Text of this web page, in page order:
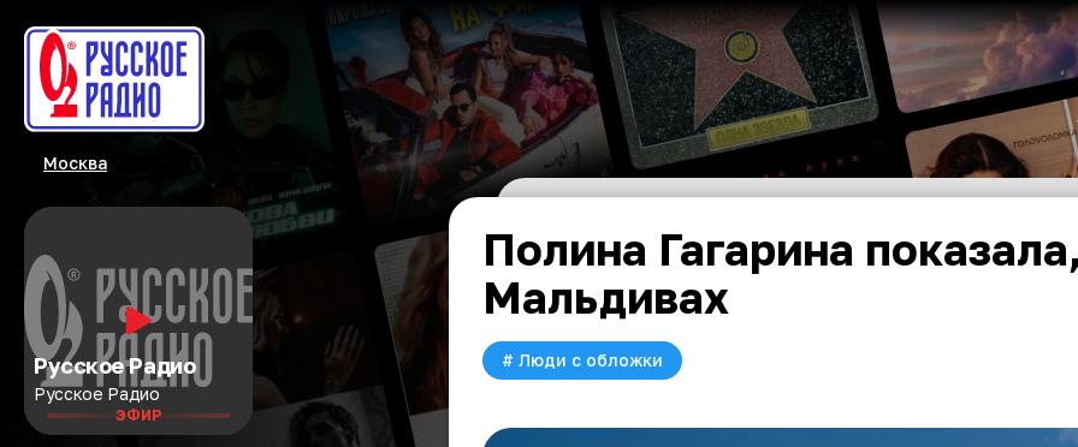
Москва
Русское Радио
Русское Радио
ЭФИР
Полина Гагарина
Мальдивах
# Люди с обложки